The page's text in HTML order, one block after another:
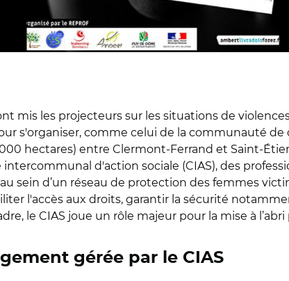
mis les projecteurs sur les situations de
s'organiser, comme celui de la communauté de
hectares) entre Clermont-Ferrand et Saint-
d'action sociale (CIAS), des
sein d’un réseau de protection des femmes
l'accès aux droits, garantir la sécurité
le CIAS joue un rôle majeur pour la mise à
gérée par le CIAS